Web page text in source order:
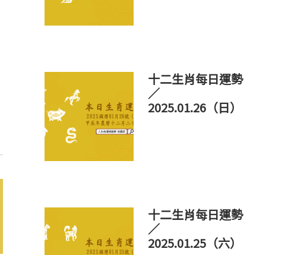
十二生肖每日運勢
／
2025.01.26（日）
十二生肖每日運勢
／
2025.01.25（六）